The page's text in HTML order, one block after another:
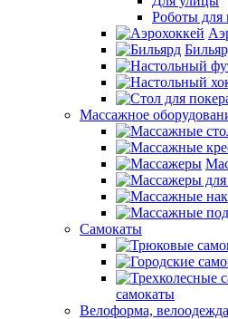
Роботы для
Массажное
Самокаты
самокаты
Велоформа, велоодежда